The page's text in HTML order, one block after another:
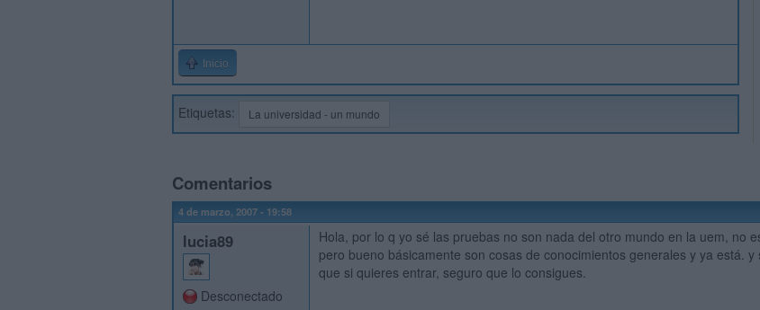
Inicio
Etiquetas: La universidad - un mundo
Comentarios
4 de marzo, 2007 - 19:58
lucia89
Desconectado
Hola, por lo q yo sé las pruebas no son nada del otro mundo en la uem, no
pero bueno básicamente son cosas de conocimientos generales y ya está.
que si quieres entrar, seguro que lo consigues.